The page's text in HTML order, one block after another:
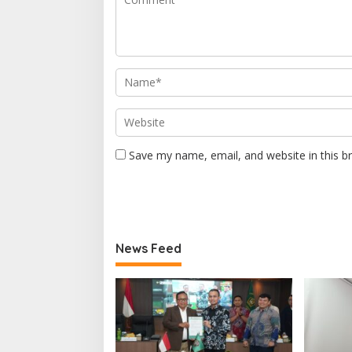
Save my name, email, and website in this
News Feed